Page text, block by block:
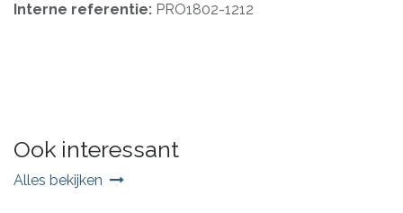
Interne referentie: PRO1802-1212
Ook interessant
Alles bekijken